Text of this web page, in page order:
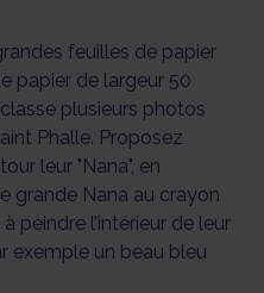
feuilles de papier
papier de largeur 50
plusieurs photos
Phalle. Proposez
leur "Nana", en
grande Nana au crayon
peindre l’intérieur de leur
exemple un beau bleu